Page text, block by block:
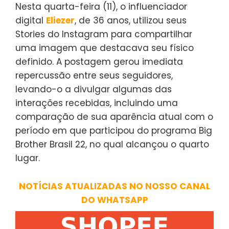
Nesta quarta-feira (11), o influenciador
digital Eliezer, de 36 anos, utilizou seus
Stories do Instagram para compartilhar
uma imagem que destacava seu físico
definido. A postagem gerou imediata
repercussão entre seus seguidores,
levando-o a divulgar algumas das
interações recebidas, incluindo uma
comparação de sua aparência atual com o
período em que participou do programa Big
Brother Brasil 22, no qual alcançou o quarto
lugar.
NOTÍCIAS ATUALIZADAS NO NOSSO CANAL
DO WHATSAPP